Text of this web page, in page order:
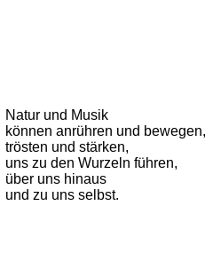
Natur und Musik
können anrühren und bewegen,
trösten und stärken,
uns zu den Wurzeln führen,
über uns hinaus
und zu uns selbst.